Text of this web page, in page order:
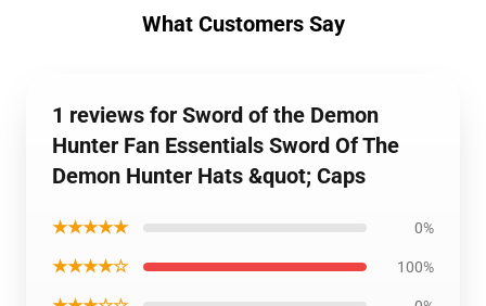
What Customers Say
1 reviews for Sword of the Demon
Hunter Fan Essentials Sword Of The
Demon Hunter Hats &quot; Caps
★★★★★ 0%
★★★★☆ 100%